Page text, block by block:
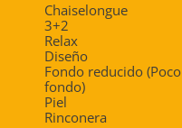
Chaiselongue
3+2
Relax
Diseño
Fondo reducido (Poco
fondo)
Piel
Rinconera